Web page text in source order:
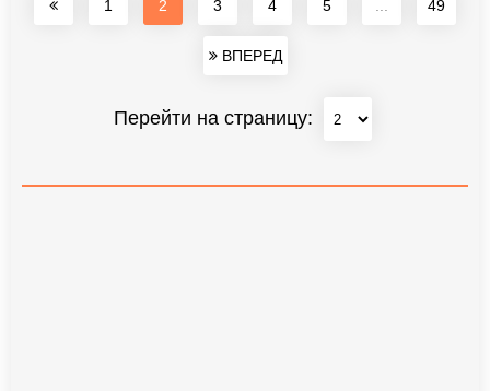
1 2 3 4 5 49
ВПЕРЕД
Перейти на страницу: